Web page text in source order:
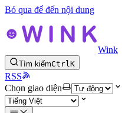
Bỏ qua để đến nội dung
Wink
Tìm kiếmCtrlK
RSS
Chọn giao diện